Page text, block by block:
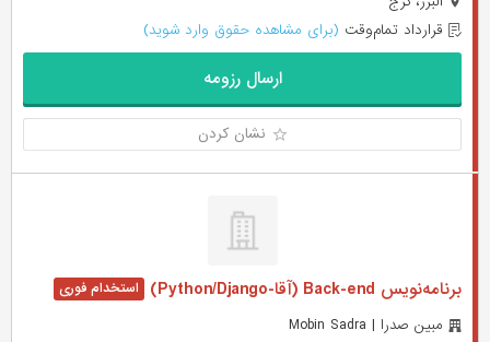
قرارداد تمام‌وقت (برای مشاهده حقوق وارد شوید)
ارسال رزومه
نشان کردن
برنامه‌نویس Back-end (آقا-Python/Django)
مبین صدرا | Mobin Sadra